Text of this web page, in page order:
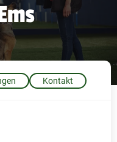
Kontakt